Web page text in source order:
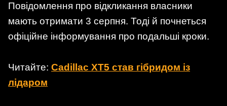
Повідомлення про відкликання власники
мають отримати 3 серпня. Тоді й почнеться
офіційне інформування про подальші кроки.
Читайте: Cadillac XT5 став гібридом із
лідаром